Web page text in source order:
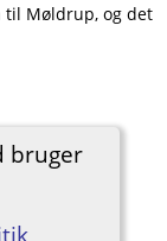
bruger
til Møldrup, og det